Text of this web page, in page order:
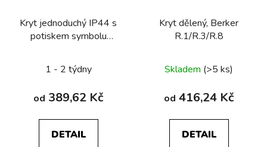
Kryt jednoduchý IP44 s
potiskem symbolu
1 - 2 týdny
od 389,62 Kč
DETAIL
Kryt dělený, Berker
R.1/R.3/R.8
hodnocení
produktu
je
4,0
z
Skladem (>5 ks)
od 416,24 Kč
DETAIL